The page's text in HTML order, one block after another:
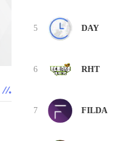
5 DAY
6 RHT
7 FILDA